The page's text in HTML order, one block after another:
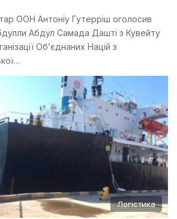
ООН Антоніу Гутерріш оголосив
Абдул Самада Дашті з Кувейту
Об’єднаних Націй з
Логістика